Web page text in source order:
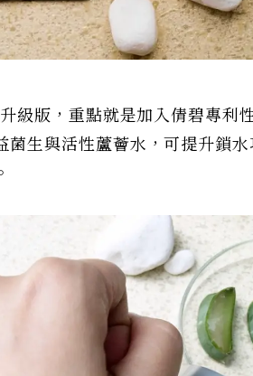
級版，重點就是加入倩碧專利
菌生與活性蘆薈水，可提升鎖